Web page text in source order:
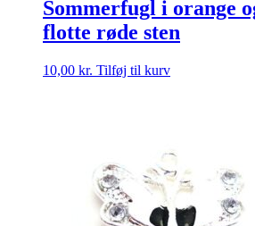
Sommerfugl i orange
flotte røde sten
10,00 kr. Tilføj til kurv